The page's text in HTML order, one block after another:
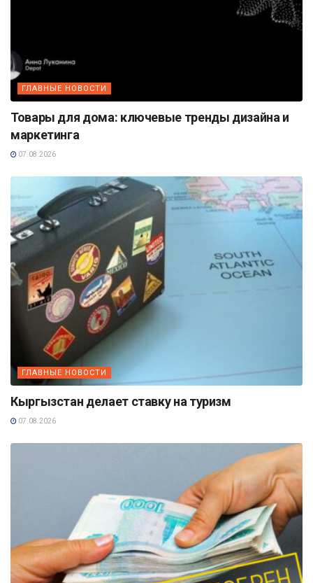
ГЛАВНЫЕ НОВОСТИ
Товары для дома: ключевые тренды дизайна и
маркетинга
07.08.2026
ГЛАВНЫЕ НОВОСТИ
Кыргызстан делает ставку на туризм
07.08.2026